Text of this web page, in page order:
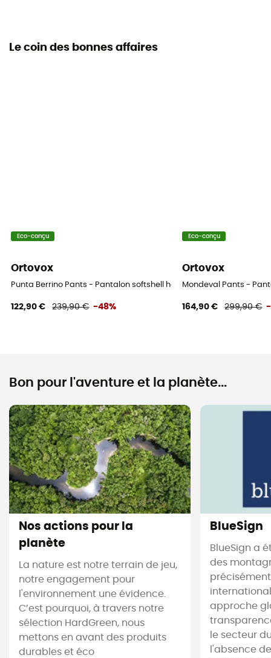
Le coin des bonnes affaires
Eco-conçu
Ortovox
Punta Berrino Pants - Pantalon softshell homme
122,90 € 239,90 € -48%
Eco-conçu
Ortovox
Mondeval Pants -
164,90 € 299,90 € -
Bon pour l'aventure et la planète...
Nos actions pour la
planète
La nature est notre terrain de jeu,
notre engagement pour
l'environnement une évidence.
C’est pourquoi, à travers notre
sélection HardGreen, nous
mettons en avant des produits
durables et éco
BlueSign
BlueSign a
des
approche
le secteur
l'absence